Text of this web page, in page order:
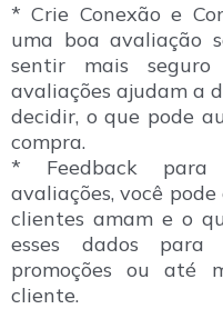
* Crie Conexão e
uma boa avaliação
sentir mais
avaliações ajudam a
decidir, o que pode
compra.
* Feedback para
avaliações, você
clientes amam e o
esses dados
promoções ou até
cliente.